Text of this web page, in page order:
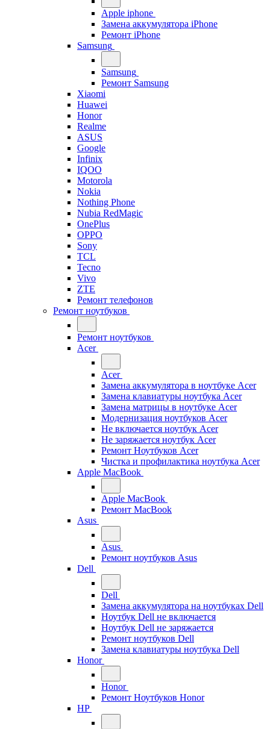
Apple iphone
Замена аккумулятора iPhone
Ремонт iPhone
Samsung
Samsung
Ремонт Samsung
Xiaomi
Huawei
Honor
Realme
ASUS
Google
Infinix
IQOO
Motorola
Nokia
Nothing Phone
Nubia RedMagic
OnePlus
OPPO
Sony
TCL
Tecno
Vivo
ZTE
Ремонт телефонов
Ремонт ноутбуков
Ремонт ноутбуков
Acer
Acer
Замена аккумулятора в ноутбуке Acer
Замена клавиатуры ноутбука Acer
Замена матрицы в ноутбуке Acer
Модернизация ноутбуков Acer
Не включается ноутбук Acer
Не заряжается ноутбук Acer
Ремонт Ноутбуков Acer
Чистка и профилактика ноутбука Acer
Apple MacBook
Apple MacBook
Ремонт MacBook
Asus
Asus
Ремонт ноутбуков Asus
Dell
Dell
Замена аккумулятора на ноутбуках Dell
Ноутбук Dell не включается
Ноутбук Dell не заряжается
Ремонт ноутбуков Dell
Замена клавиатуры ноутбука Dell
Honor
Honor
Ремонт Ноутбуков Honor
HP